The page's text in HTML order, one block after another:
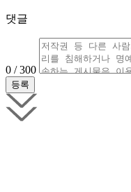
댓글
0 / 300